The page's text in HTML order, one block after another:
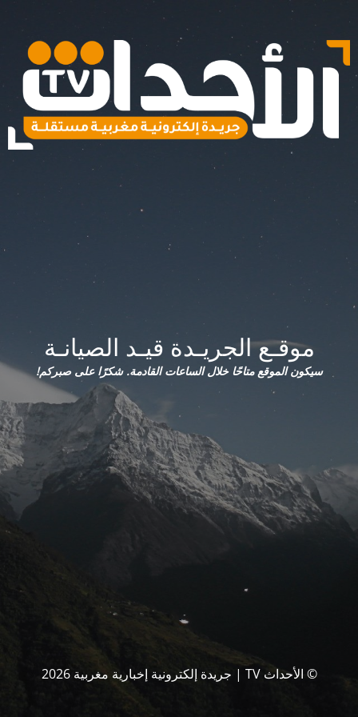
موقـع الجريـدة قيـد الصيانـة
سيكون الموقع متاحًا خلال الساعات القادمة. شكرًا على صبركم!
© الأحداث TV | جريدة إلكترونية إخبارية مغربية 2026